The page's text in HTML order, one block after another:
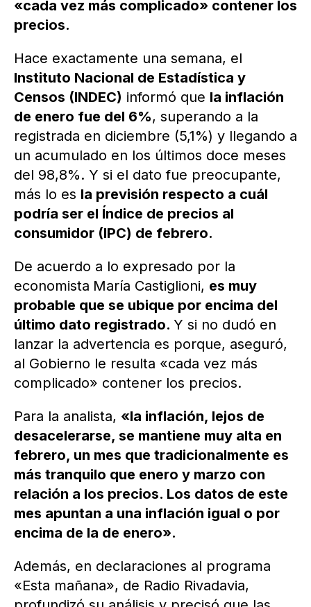
«cada vez más complicado» contener los
precios.
Hace exactamente una semana, el
Instituto Nacional de Estadística y
Censos (INDEC) informó que la inflación
de enero fue del 6%, superando a la
registrada en diciembre (5,1%) y llegando a
un acumulado en los últimos doce meses
del 98,8%. Y si el dato fue preocupante,
más lo es la previsión respecto a cuál
podría ser el Índice de precios al
consumidor (IPC) de febrero.
De acuerdo a lo expresado por la
economista María Castiglioni, es muy
probable que se ubique por encima del
último dato registrado. Y si no dudó en
lanzar la advertencia es porque, aseguró,
al Gobierno le resulta «cada vez más
complicado» contener los precios.
Para la analista, «la inflación, lejos de
desacelerarse, se mantiene muy alta en
febrero, un mes que tradicionalmente es
más tranquilo que enero y marzo con
relación a los precios. Los datos de este
mes apuntan a una inflación igual o por
encima de la de enero».
Además, en declaraciones al programa
«Esta mañana», de Radio Rivadavia,